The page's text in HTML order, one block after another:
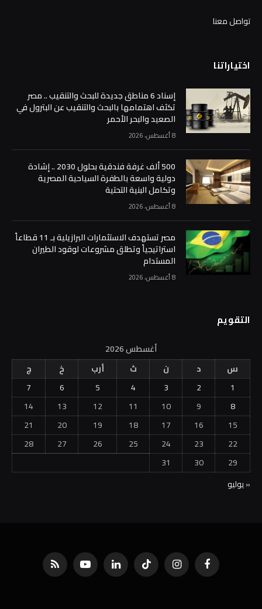
تواصل معنا
اختياراتنا
إسناد 6 مناطق جديدة للبحث والتنقيب .. مصر
تكثف اهتمامها بالبحث والتنقيب عن البترول في
الصعيد والبحر الأحمر
8 أغسطس، 2026
500 ألف غرفة فندقية بحلول 2030 .. إشادة
دولية واسعة بالطفرة السياحية المصرية
وتكامل البنية التحتية
8 أغسطس، 2026
مصر تستهدف الاستثمارات البرازيلية بـ 11 قطاعاً
استراتيجياً وتطلق مشروعات لوقود الطيران
المستدام
8 أغسطس، 2026
التقويم
أغسطس 2026
س
د ن ث أرب خ
ج
1
2
3
4
5
6
7
8
9
10
11
12
13
14
15
16
17
18
19
20
21
22
23
24
25
26
27
28
29
30
31
« يوليو
فيسبوك الانستغرامتيكتوك لينكدإن يوتيوب RSS